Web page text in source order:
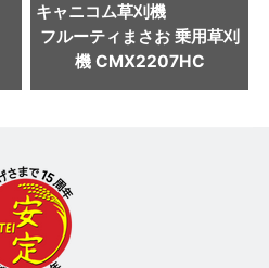
キャニコム草刈機
フルーティまさお 乗用草刈
機 CMX2207HC